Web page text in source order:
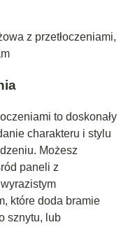
to doskonały
charakteru i stylu
Możesz
paneli z
które doda bramie
sznytu, lub